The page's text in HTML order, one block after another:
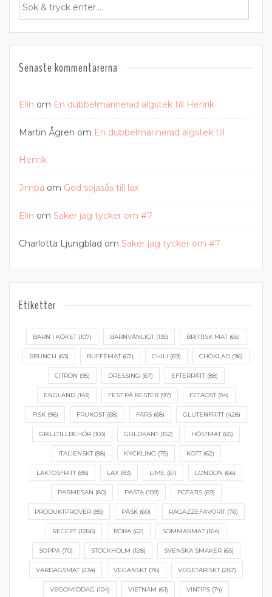
Senaste kommentarerna
Elin om En dubbelmarinerad älgstek till Henrik
Martin Ågren om En dubbelmarinerad älgstek till
Henrik
Jimpa om God sojasås till lax
Elin om Saker jag tycker om #7
Charlotta Ljungblad om Saker jag tycker om #7
Etiketter
BARN I KÖKET(107) BARNVÄNLIGT(135) BRITTISK MAT(65)
BRUNCH (63) BUFFÉMAT(67) CHILI (69) CHOKLAD (96)
CITRON (95) DRESSING (67) EFTERRÄTT(88)
ENGLAND(143) FEST PÅ RESTER(97) FETAOST(84)
FISK(96) FRUKOST(68) FÄRS(68) GLUTENFRITT(428)
GRILLTILLBEHÖR (103) GULDKANT(152) HÖSTMAT(65)
ITALIENSKT(88) KYCKLING (75) KÖTT(62)
LAKTOSFRITT(88) LAX (83) LIME (61) LONDON (66)
PARMESAN (80) PASTA(109) POTATIS(69)
PRODUKTPROVER(85) PÅSK(60) RAGAZZEFAVORIT(76)
RECEPT(1286) RÖRA (62) SOMMARMAT(164)
SOPPA(70) STOCKHOLM (128) SVENSKA SMAKER(65)
VARDAGSMAT(234) VEGANSKT(76) VEGETARISKT(287)
VEGOMIDDAG (104) VIETNAM (61) VINTIPS (74)